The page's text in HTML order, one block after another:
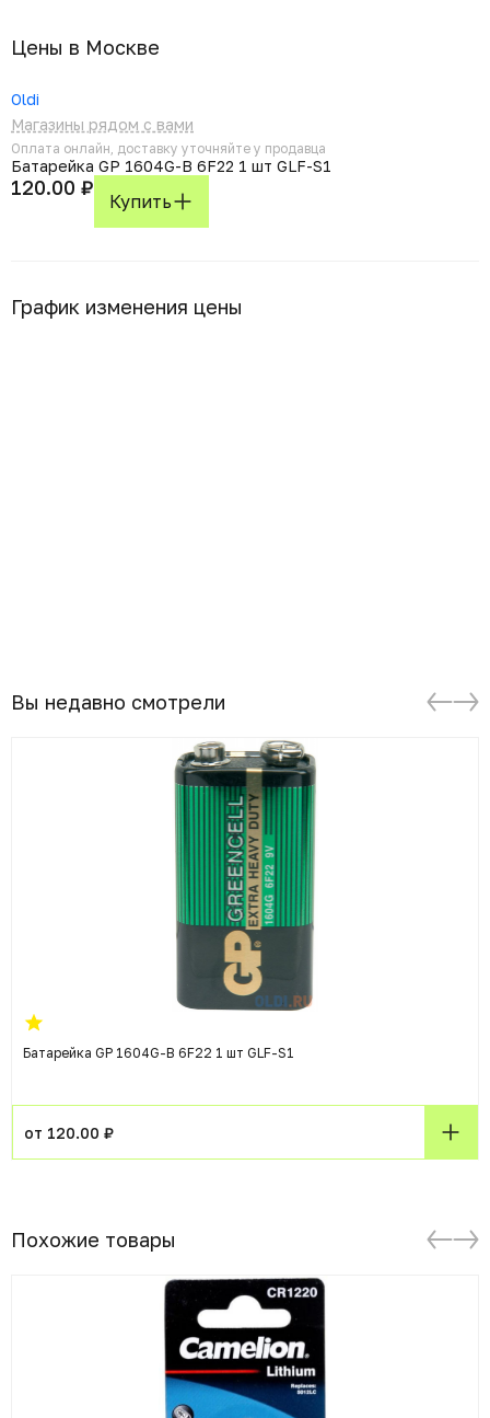
Цены в Москвe
Oldi
Магазины рядом с вами
Оплата онлайн, доставку уточняйте у продавца
Батарейка GP 1604G-B 6F22 1 шт GLF-S1
120.00 ₽
Купить
График изменения цены
Вы недавно смотрели
Батарейка GP 1604G-B 6F22 1 шт GLF-S1
от 120.00 ₽
Похожие товары